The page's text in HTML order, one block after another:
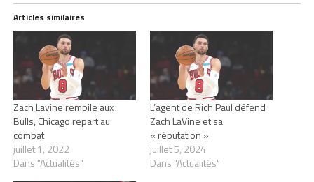
Articles similaires
Zach Lavine rempile aux
Bulls, Chicago repart au
combat
juillet 1, 2022
Dans "Actualités"
L’agent de Rich Paul défend
Zach LaVine et sa
« réputation »
juillet 5, 2024
Dans "Actualités"